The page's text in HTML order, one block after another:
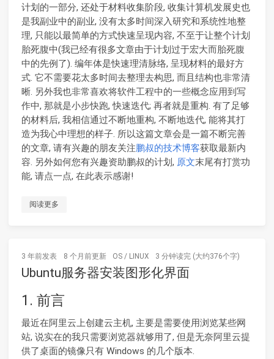
计划的一部分, 还处于材料收集阶段, 收集计算机发展史也
是我副业中的副业, 没有太多时间深入研究和系统性地整
理, 只能以最简单的方式快速呈现内容, 不至于让整个计划
胎死腹中(我已经有很多文章由于计划过于宏大而胎死腹
中的先例了). 编年体是快速理清脉络, 呈现材料的最好方
式. 它不需要花太多时间去整理去构思, 而且结构也非常清
晰. 另外我也非常喜欢将软件工程中的一些概念应用到写
作中, 那就是小步快跑, 快速迭代; 再者就是重构. 有了足够
的材料后, 我相信通过不断地重构, 不断地迭代, 能将其打
造为我心中理想的样子. 所以这篇文章会是一篇不断完善
的文章, 请有兴趣的朋友关注鹏叔的技术博客获取最新内
容. 另外如何您有兴趣资助鹏叔的计划, 原文末尾有打赏功
能, 请点一点, 在此表示感谢!
阅读更多
3 年前发表 8 个月前更新 OS / LINUX 3 分钟读完 (大约376个字)
Ubuntu服务器安装图形化界面
1. 前言
最近在阿里云上创建云主机, 主要是需要使用浏览某些网
站, 说实在的我只需要浏览器就够用了, 但是无奈阿里云提
供了桌面的镜像只有 Windows 的几个版本.